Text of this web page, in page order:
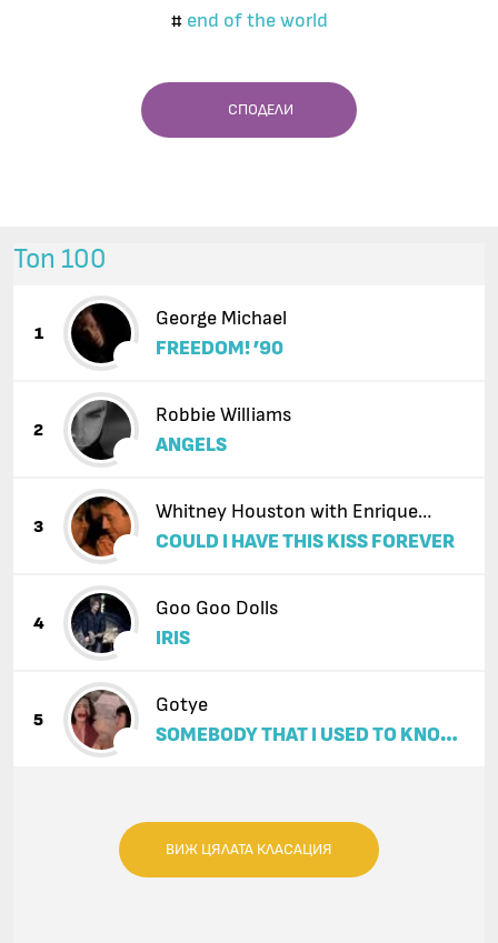
# end of the world
СПОДЕЛИ
Топ 100
1
George Michael
FREEDOM! ’90
2
Robbie Williams
ANGELS
3
Whitney Houston with Enrique
Iglesias
COULD I HAVE THIS KISS FOREVER
4
Goo Goo Dolls
IRIS
5
Gotye
SOMEBODY THAT I USED TO KNOW
ВИЖ ЦЯЛАТА КЛАСАЦИЯ